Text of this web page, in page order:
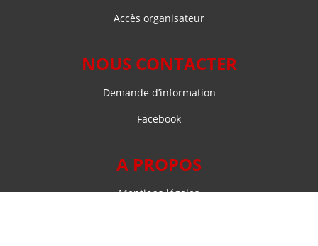
Accès organisateur
NOUS CONTACTER
Demande d’information
Facebook
A PROPOS
Mentions légales